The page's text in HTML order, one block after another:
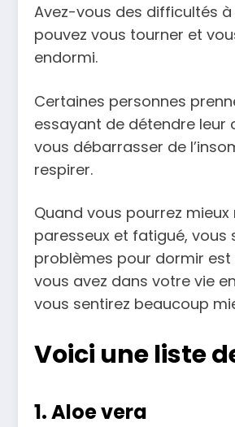
Avez-vous des difficultés à
pouvez vous tourner et
endormi.
Certaines personnes
essayant de détendre leur
vous débarrasser de
respirer.
Quand vous pourrez
paresseux et fatigué, vous
problèmes pour dormir est
vous avez dans votre vie
vous sentirez beaucoup
Voici une liste
1. Aloe vera